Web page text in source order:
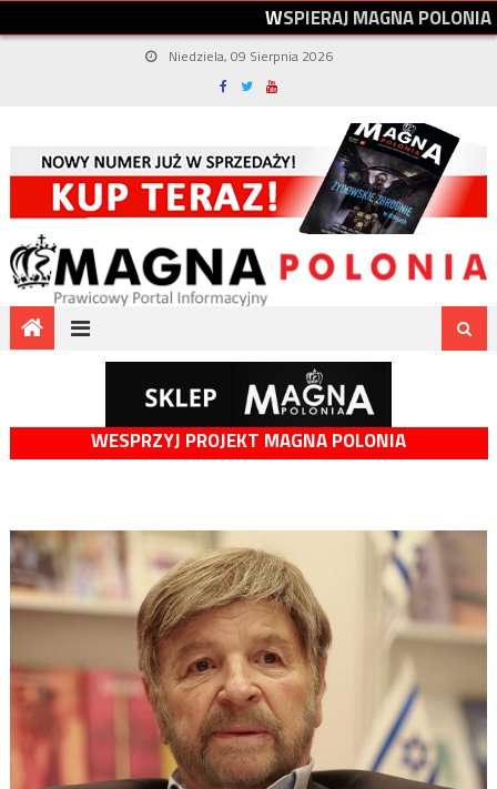
WSPIERAJMAGNAPOLONIA
Niedziela, 09 Sierpnia 2026
WESPRZYJ PROJEKT MAGNA POLONIA